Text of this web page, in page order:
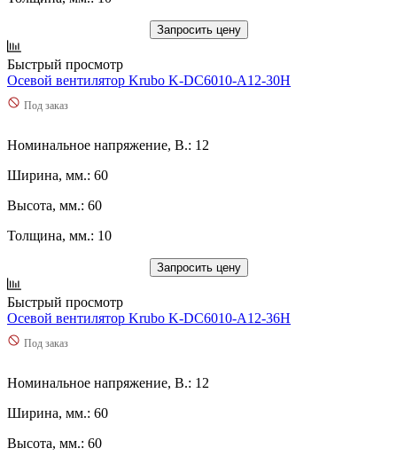
Запросить цену
Быстрый просмотр
Осевой вентилятор Krubo K-DC6010-A12-30H
Под заказ
Номинальное напряжение, В.: 12
Ширина, мм.: 60
Высота, мм.: 60
Толщина, мм.: 10
Запросить цену
Быстрый просмотр
Осевой вентилятор Krubo K-DC6010-A12-36H
Под заказ
Номинальное напряжение, В.: 12
Ширина, мм.: 60
Высота, мм.: 60